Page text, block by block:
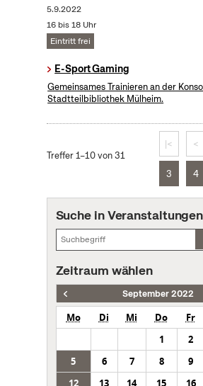
5.9.2022
16 bis 18 Uhr
Eintritt frei
E-Sport Gaming
Gemeinsames Trainieren an der
Stadtteilbibliothek Mülheim.
Treffer 1–10 von 31
|< <
3 4
Suche in Veranstaltungen
Zeitraum wählen
September 2022
Mo Di Mi Do Fr
1
2
5
6 7 8 9